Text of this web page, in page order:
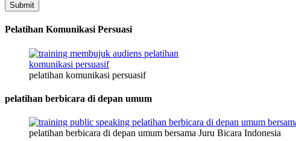
Submit
Pelatihan Komunikasi Persuasi
pelatihan komunikasi persuasif
pelatihan berbicara di depan umum
pelatihan berbicara di depan umum bersama Juru Bicara Indonesia